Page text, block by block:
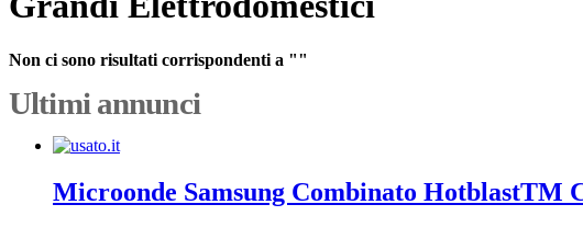
Non ci sono risultati corrispondenti a ""
Ultimi annunci
Microonde Samsung Combinato HotblastTM